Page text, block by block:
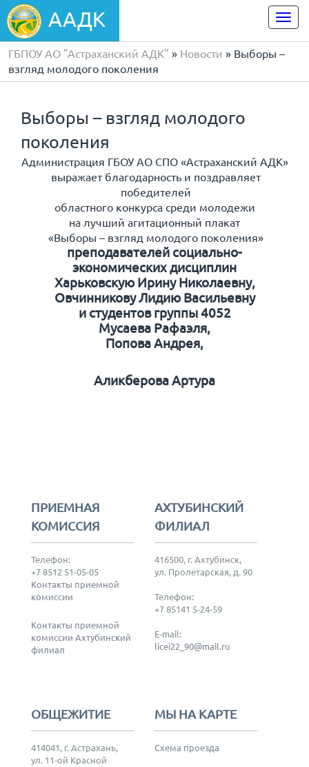
ААДК
ГБПОУ АО "Астраханский АДК" » Новости » Выборы –
взгляд молодого поколения
Выборы – взгляд молодого
поколения
Администрация ГБОУ АО СПО «Астраханский АДК»
выражает благодарность и поздравляет
победителей
областного конкурса среди молодежи
на лучший агитационный плакат
«Выборы – взгляд молодого поколения»
преподавателей социально-
экономических дисциплин
Харьковскую Ирину Николаевну,
Овчинникову Лидию Васильевну
и студентов группы 4052
Мусаева Рафаэля,
Попова Андрея,
Аликберова Артура
ПРИЕМНАЯ
КОМИССИЯ
Телефон:
+7 8512 51-05-05
Контакты приемной
комиссии
Контакты приемной
комиссии Ахтубинский
филиал
АХТУБИНСКИЙ
ФИЛИАЛ
416500, г. Ахтубинск,
ул. Пролетарская, д. 90
Телефон:
+7 85141 5-24-59
E-mail:
licei22_90@mail.ru
ОБЩЕЖИТИЕ
414041, г. Астрахань,
ул. 11-ой Красной
МЫ НА КАРТЕ
Схема проезда